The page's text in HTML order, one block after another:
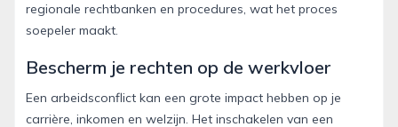
regionale rechtbanken en procedures, wat het proces
soepeler maakt.
Bescherm je rechten op de werkvloer
Een arbeidsconflict kan een grote impact hebben op je
carrière, inkomen en welzijn. Het inschakelen van een